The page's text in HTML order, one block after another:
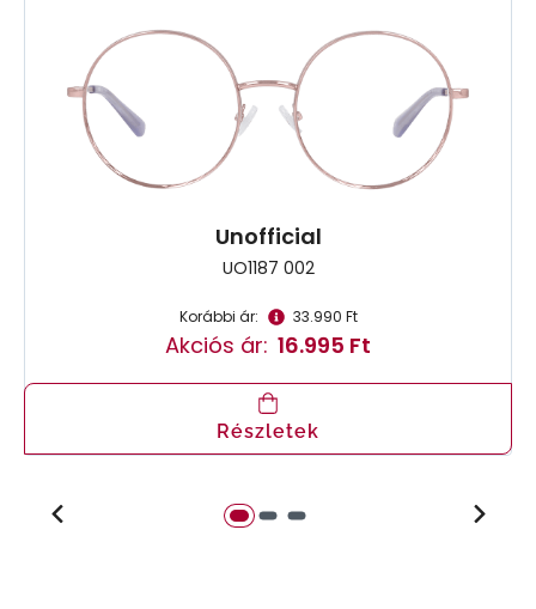
Unofficial
UO1187 002
Korábbi ár: 33.990 Ft
Akciós ár: 16.995 Ft
Részletek